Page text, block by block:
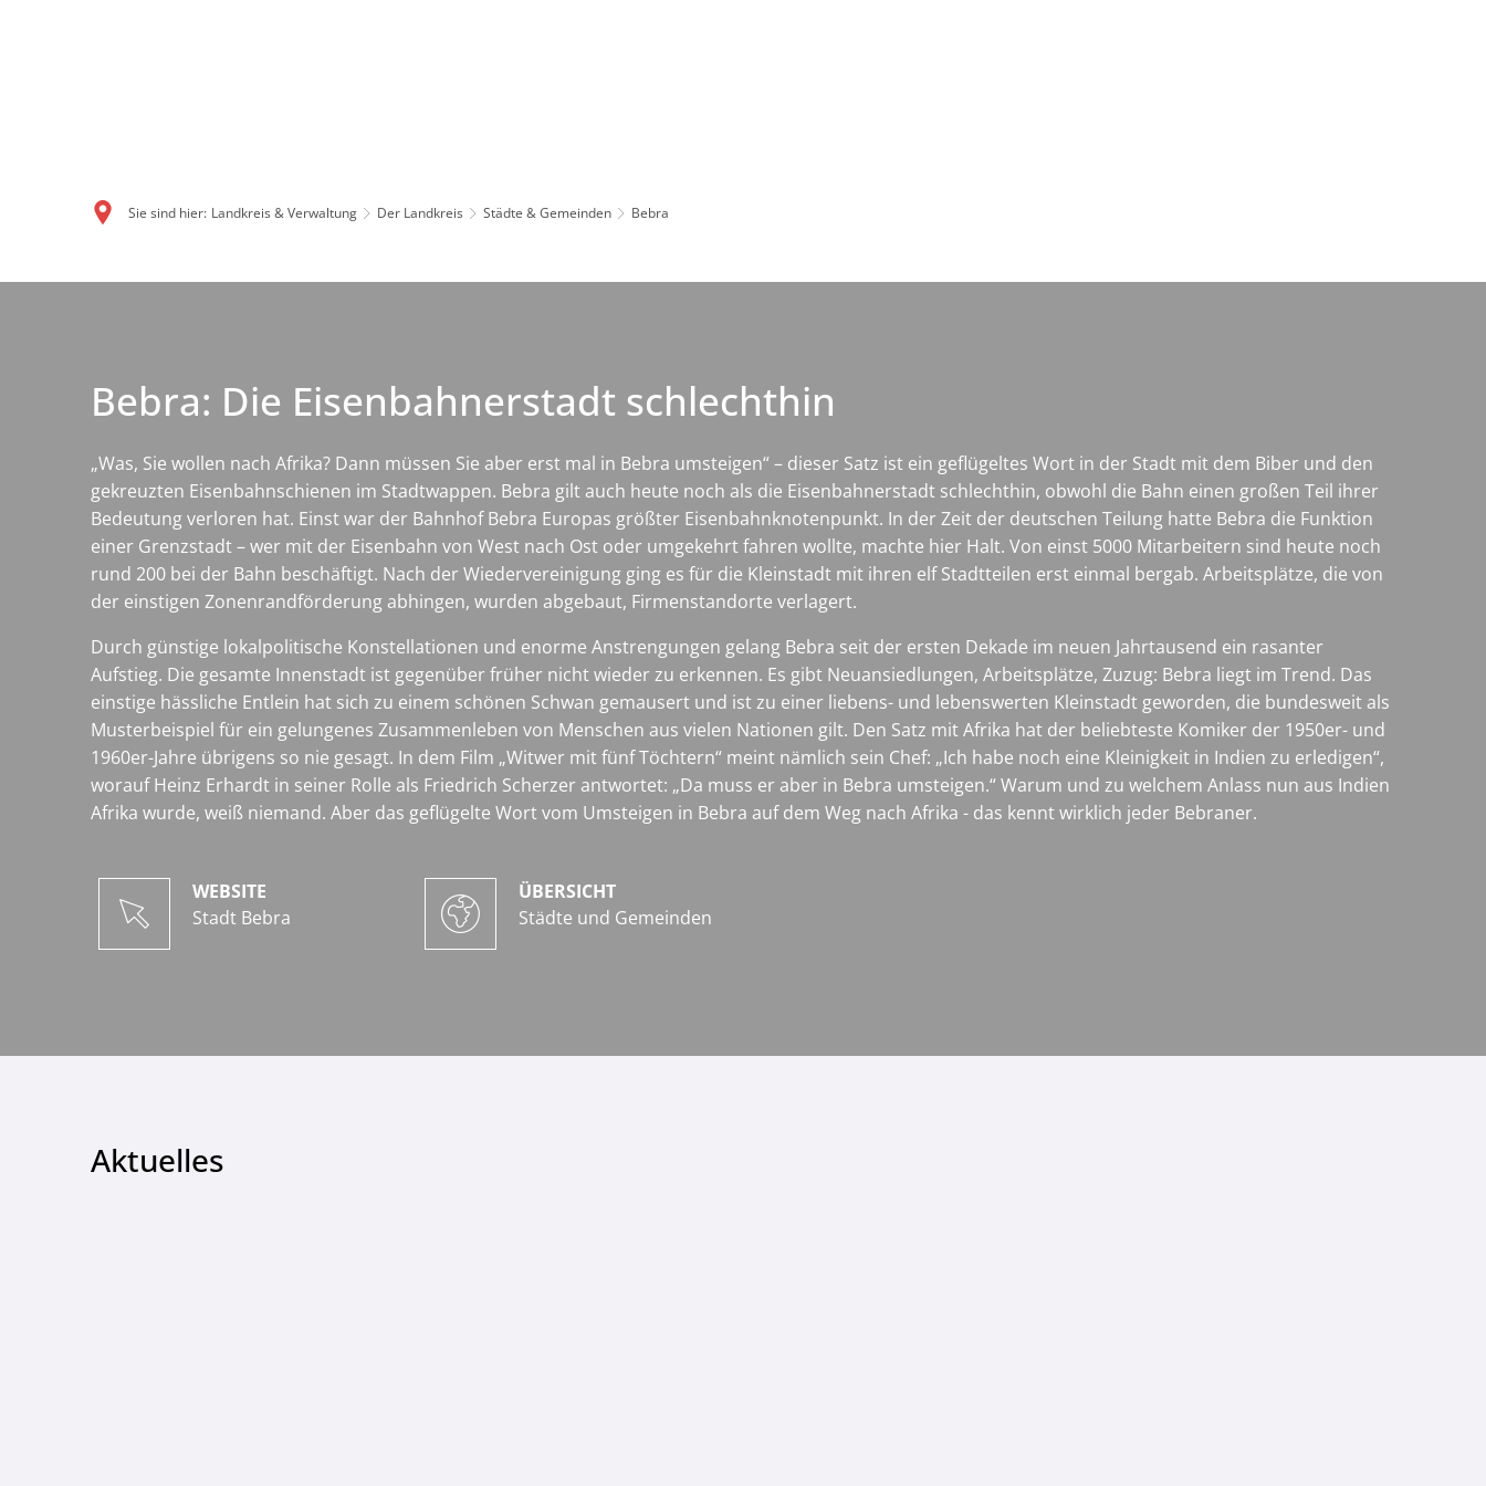
Sie sind hier: Landkreis & Verwaltung Der Landkreis Städte & Gemeinden Bebra
Bebra: Die Eisenbahnerstadt schlechthin
„Was, Sie wollen nach Afrika? Dann müssen Sie aber erst mal in Bebra umsteigen“ – dieser Satz ist ein geflügeltes Wort in der Stadt mit dem Biber und den
gekreuzten Eisenbahnschienen im Stadtwappen. Bebra gilt auch heute noch als die Eisenbahnerstadt schlechthin, obwohl die Bahn einen großen Teil ihrer
Bedeutung verloren hat. Einst war der Bahnhof Bebra Europas größter Eisenbahnknotenpunkt. In der Zeit der deutschen Teilung hatte Bebra die Funktion
einer Grenzstadt – wer mit der Eisenbahn von West nach Ost oder umgekehrt fahren wollte, machte hier Halt. Von einst 5000 Mitarbeitern sind heute noch
rund 200 bei der Bahn beschäftigt. Nach der Wiedervereinigung ging es für die Kleinstadt mit ihren elf Stadtteilen erst einmal bergab. Arbeitsplätze, die von
der einstigen Zonenrandförderung abhingen, wurden abgebaut, Firmenstandorte verlagert.
Durch günstige lokalpolitische Konstellationen und enorme Anstrengungen gelang Bebra seit der ersten Dekade im neuen Jahrtausend ein rasanter
Aufstieg. Die gesamte Innenstadt ist gegenüber früher nicht wieder zu erkennen. Es gibt Neuansiedlungen, Arbeitsplätze, Zuzug: Bebra liegt im Trend. Das
einstige hässliche Entlein hat sich zu einem schönen Schwan gemausert und ist zu einer liebens- und lebenswerten Kleinstadt geworden, die bundesweit als
Musterbeispiel für ein gelungenes Zusammenleben von Menschen aus vielen Nationen gilt. Den Satz mit Afrika hat der beliebteste Komiker der 1950er- und
1960er-Jahre übrigens so nie gesagt. In dem Film „Witwer mit fünf Töchtern“ meint nämlich sein Chef: „Ich habe noch eine Kleinigkeit in Indien zu erledigen“,
worauf Heinz Erhardt in seiner Rolle als Friedrich Scherzer antwortet: „Da muss er aber in Bebra umsteigen.“ Warum und zu welchem Anlass nun aus Indien
Afrika wurde, weiß niemand. Aber das geflügelte Wort vom Umsteigen in Bebra auf dem Weg nach Afrika - das kennt wirklich jeder Bebraner.
WEBSITE
Stadt Bebra
ÜBERSICHT
Städte und Gemeinden
Aktuelles